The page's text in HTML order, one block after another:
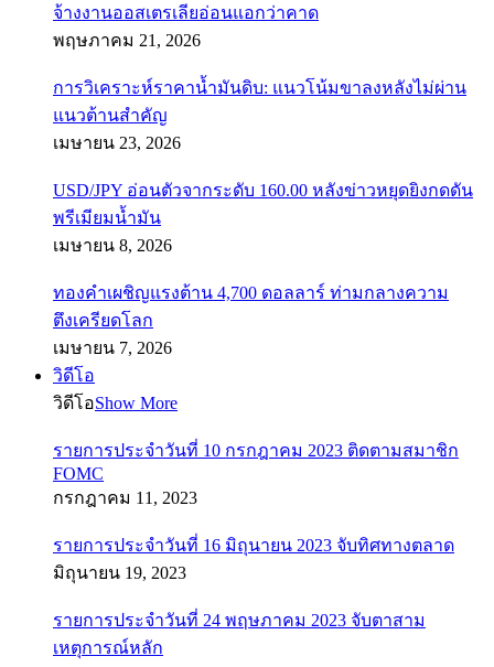
จ้างงานออสเตรเลียอ่อนแอกว่าคาด
พฤษภาคม 21, 2026
การวิเคราะห์ราคาน้ำมันดิบ: แนวโน้มขาลงหลังไม่ผ่าน
แนวต้านสำคัญ
เมษายน 23, 2026
USD/JPY อ่อนตัวจากระดับ 160.00 หลังข่าวหยุดยิงกดดัน
พรีเมียมน้ำมัน
เมษายน 8, 2026
ทองคำเผชิญแรงต้าน 4,700 ดอลลาร์ ท่ามกลางความ
ตึงเครียดโลก
เมษายน 7, 2026
วิดีโอ
วิดีโอShow More
รายการประจำวันที่ 10 กรกฎาคม 2023 ติดตามสมาชิก
FOMC
กรกฎาคม 11, 2023
รายการประจำวันที่ 16 มิถุนายน 2023 จับทิศทางตลาด
มิถุนายน 19, 2023
รายการประจำวันที่ 24 พฤษภาคม 2023 จับตาสาม
เหตุการณ์หลัก